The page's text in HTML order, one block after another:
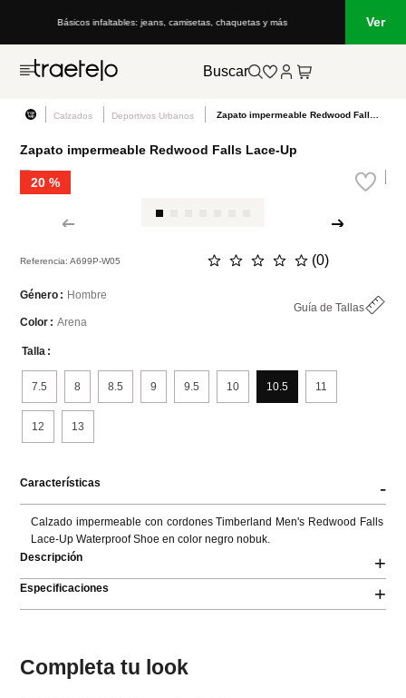
Básicos infaltables: jeans, camisetas, chaquetas y más Ver
Buscar
Calzados Deportivos Urbanos
Zapato impermeable Redwood Falls Lace-Up
20 %
Referencia:A699P-W05 ☆ ☆ ☆ ☆ ☆ (0)
Género
Hombre
Guía de Tallas
Color
Arena
Talla
7.5 8 8.5 9 9.5 10 10.5 11
12 13
Características -
Calzado impermeable con cordones Timberland Men's Redwood Falls
Lace-Up Waterproof Shoe en color negro nobuk.
Descripción
+
Especificaciones +
Completa tu look